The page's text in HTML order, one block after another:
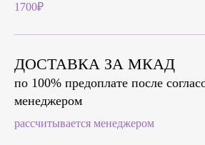
1700₽
ДОСТАВКА ЗА МКАД
по 100% предоплате после
менеджером
рассчитывается менеджером